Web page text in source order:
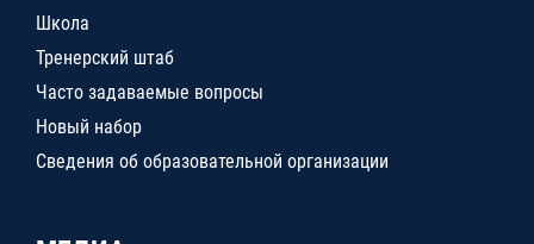
Школа
Тренерский штаб
Часто задаваемые вопросы
Новый набор
Сведения об образовательной организации